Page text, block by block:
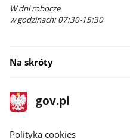
W dni robocze
w godzinach: 07:30-15:30
Na skróty
stopka
gov.pl
Strona
gov.pl
gov.pl
Polityka cookies